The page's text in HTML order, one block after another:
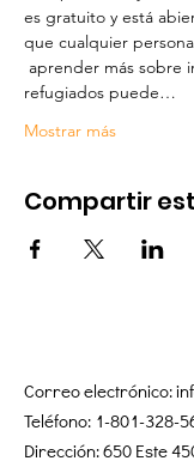
es gratuito y está
que cualquier
aprender más sobre
refugiados puede…
Mostrar más
Compartir
Correo electrónico:
Teléfono: 1-801-328-
Dirección: 650 Este